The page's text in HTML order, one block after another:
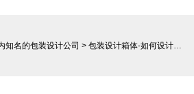
知名的包装设计公司 > 包装设计箱体-如何设计出优秀的包装箱体？